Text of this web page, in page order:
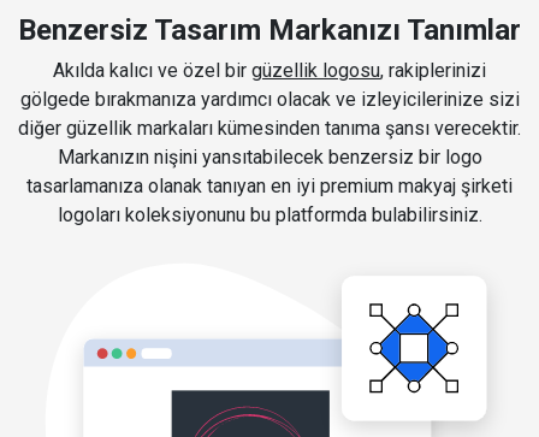
Benzersiz Tasarım Markanızı Tanımlar
Akılda kalıcı ve özel bir güzellik logosu, rakiplerinizi
gölgede bırakmanıza yardımcı olacak ve izleyicilerinize sizi
diğer güzellik markaları kümesinden tanıma şansı verecektir.
Markanızın nişini yansıtabilecek benzersiz bir logo
tasarlamanıza olanak tanıyan en iyi premium makyaj şirketi
logoları koleksiyonunu bu platformda bulabilirsiniz.